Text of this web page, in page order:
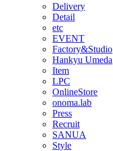
Delivery
Detail
etc
EVENT
Factory&Studio
Hankyu Umeda
Item
LPC
OnlineStore
onoma.lab
Press
Recruit
SANUA
Style